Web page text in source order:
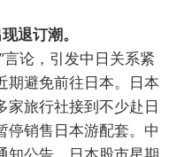
退订潮。
言论，引发中日关系紧
期避免前往日本。日本
家旅行社接到不少赴日
停销售日本游配套。中